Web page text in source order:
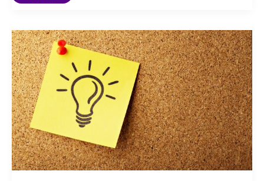
social